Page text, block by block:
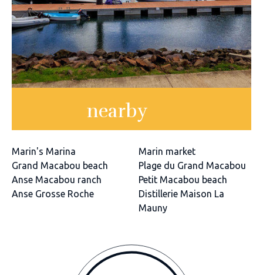
nearby
Marin's Marina
Marin market
Grand Macabou beach
Plage du Grand Macabou
Anse Macabou ranch
Petit Macabou beach
Anse Grosse Roche
Distillerie Maison La
Mauny